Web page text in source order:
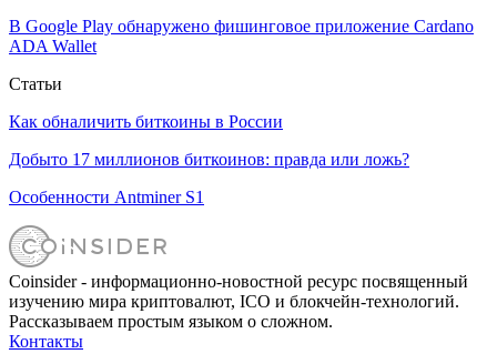
В Google Play обнаружено фишинговое приложение Cardano
ADA Wallet
Статьи
Как обналичить биткоины в России
Добыто 17 миллионов биткоинов: правда или ложь?
Особенности Antminer S1
Coinsider - информационно-новостной ресурс посвященный
изучению мира криптовалют, ICO и блокчейн-технологий.
Рассказываем простым языком о сложном.
Контакты